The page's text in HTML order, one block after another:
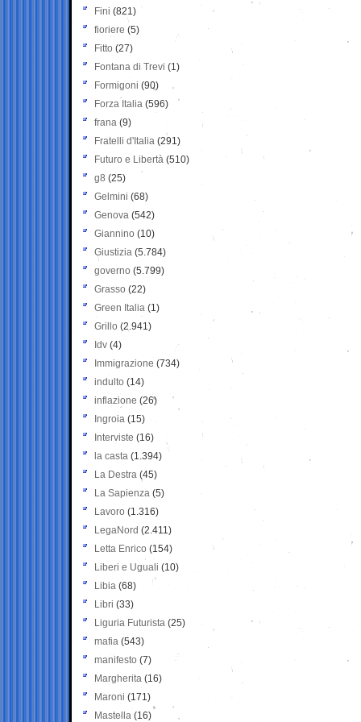
Fini (821)
fioriere (5)
Fitto (27)
Fontana di Trevi (1)
Formigoni (90)
Forza Italia (596)
frana (9)
Fratelli d'Italia (291)
Futuro e Libertà (510)
g8 (25)
Gelmini (68)
Genova (542)
Giannino (10)
Giustizia (5.784)
governo (5.799)
Grasso (22)
Green Italia (1)
Grillo (2.941)
Idv (4)
Immigrazione (734)
indulto (14)
inflazione (26)
Ingroia (15)
Interviste (16)
la casta (1.394)
La Destra (45)
La Sapienza (5)
Lavoro (1.316)
LegaNord (2.411)
Letta Enrico (154)
Liberi e Uguali (10)
Libia (68)
Libri (33)
Liguria Futurista (25)
mafia (543)
manifesto (7)
Margherita (16)
Maroni (171)
Mastella (16)